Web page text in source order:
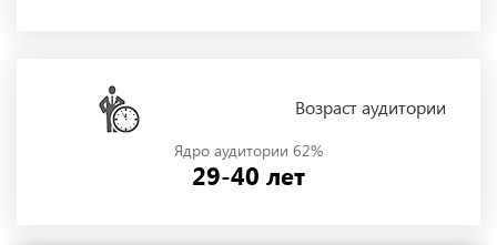
Возраст аудитории
Ядро аудитории 62%
29-40 лет